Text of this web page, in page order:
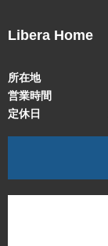
Libera Home
所在地
営業時間
定休日